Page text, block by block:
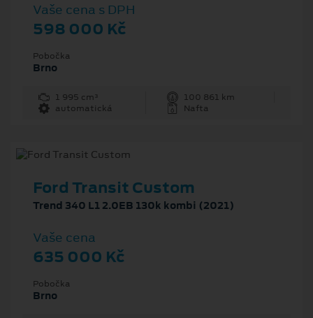
Vaše cena s DPH
598 000 Kč
Pobočka
Brno
1 995 cm³
100 861 km
automatická
Nafta
Ford Transit Custom
Trend 340 L1 2.0EB 130k kombi (2021)
Vaše cena
635 000 Kč
Pobočka
Brno